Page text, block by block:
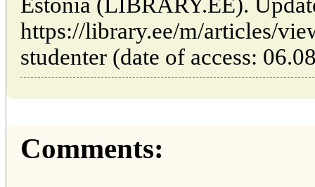
Estonia (LIBRARY.EE).
https://library.ee/m/articles/
studenter (date of access:
Comments: